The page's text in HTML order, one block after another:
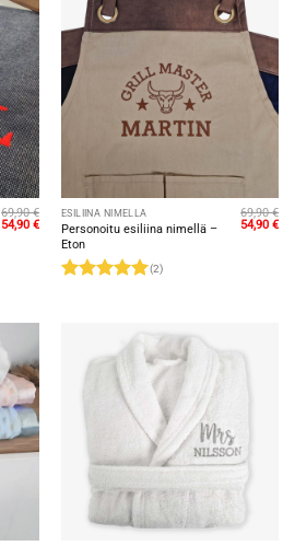
69,90€
Alkuperäinen
hinta
54,90€Nykyinen
hinta
54,90 €.
ESILIINA NIMELLÄ
Personoitu esiliina nimellä –
Eton
(2)
69,90€
hinta
54,90€